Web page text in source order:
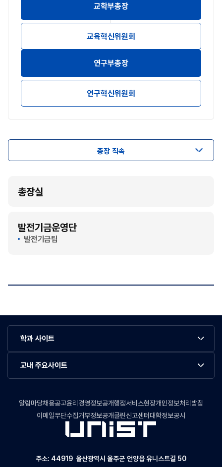
교학부총장
교육혁신위원회
연구부총장
연구혁신위원회
총장 직속
총장실
발전기금운영단
발전기금팀
학과 사이트
교내 주요사이트
주소: 44919 울산광역시 울주군 언양읍 유니스트길 50
알림마당채용공고윤리경영정보공개행정서비스현장개인정보처리방침
이메일무단수집거부정보공개클린신고센터대학정보공시